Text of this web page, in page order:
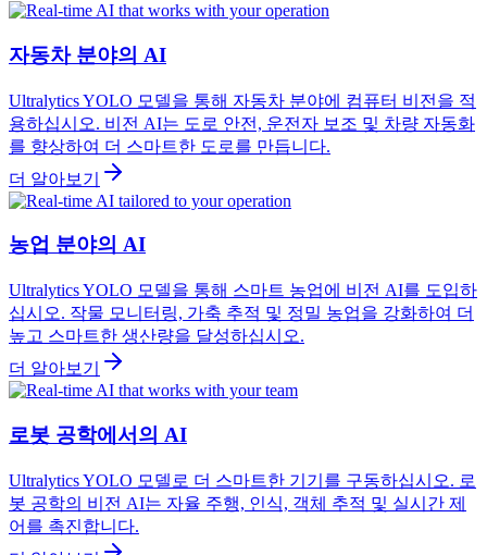
자동차 분야의 AI
Ultralytics YOLO 모델을 통해 자동차 분야에 컴퓨터 비전을 적
용하십시오. 비전 AI는 도로 안전, 운전자 보조 및 차량 자동화
를 향상하여 더 스마트한 도로를 만듭니다.
더 알아보기
농업 분야의 AI
Ultralytics YOLO 모델을 통해 스마트 농업에 비전 AI를 도입하
십시오. 작물 모니터링, 가축 추적 및 정밀 농업을 강화하여 더
높고 스마트한 생산량을 달성하십시오.
더 알아보기
로봇 공학에서의 AI
Ultralytics YOLO 모델로 더 스마트한 기기를 구동하십시오. 로
봇 공학의 비전 AI는 자율 주행, 인식, 객체 추적 및 실시간 제
어를 촉진합니다.